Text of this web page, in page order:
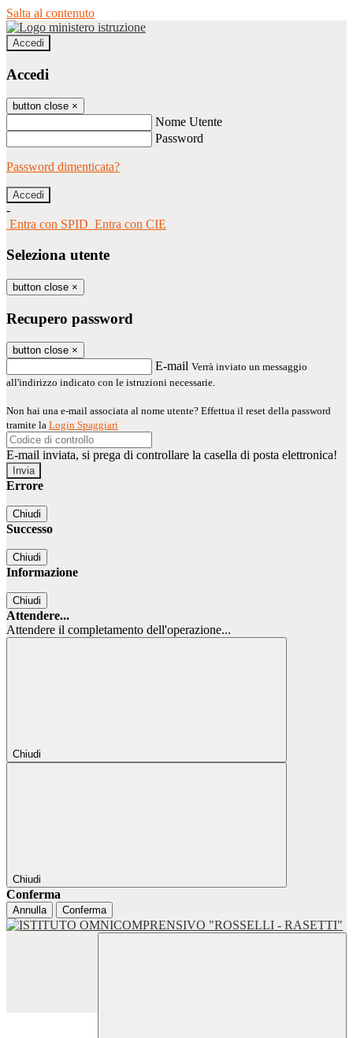
Salta al contenuto
Accedi
Accedi
button close ×
Nome Utente
Password
Password dimenticata?
-
Entra con SPID Entra con CIE
Seleziona utente
button close ×
Recupero password
button close ×
E-mail Verrà inviato un messaggio
all'indirizzo indicato con le istruzioni necessarie.
Non hai una e-mail associata al nome utente? Effettua il reset della password
tramite la Login Spaggiari
E-mail inviata, si prega di controllare la casella di posta elettronica!
Errore
Chiudi
Successo
Chiudi
Informazione
Chiudi
Attendere...
Attendere il completamento dell'operazione...
Chiudi
Chiudi
Conferma
Annulla Conferma